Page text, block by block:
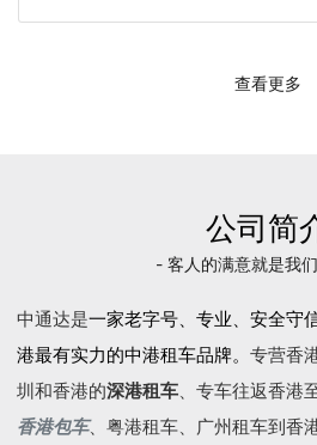
查看更多
公司简
- 客人的满意就是我
中通达是一家老字号、专业、安全守
港最有实力的中港租车品牌。 专营香
圳和香港的深港租车、专车往返香港
香港包车、 粤港租车、广州租车到香港